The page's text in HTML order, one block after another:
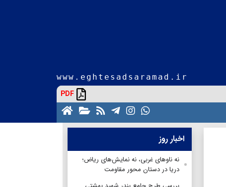
www.eghtesadsaramad.ir
PDF
اخبار روز
نه ناوهای غربی، نه نمایش‌های ریاض؛
دریا در دستان محور مقاومت